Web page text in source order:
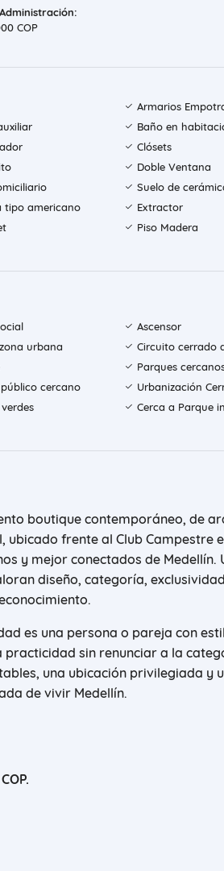
COP
Armarios
Baño en
Clósets
Doble Ventana
Suelo de
tipo americano
Extractor
Piso Madera
Ascensor
urbana
Circuito cerrado
Parques
público cercano
Urbanización
Cerca a Parque
boutique contemporáneo, de
frente al Club Campestre
y mejor conectados de Medellín.
diseño, categoría,
es una persona o pareja con
sin renunciar a la
una ubicación privilegiada y
de vivir Medellín.
.